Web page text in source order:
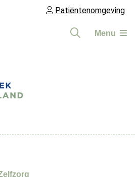
Patiëntenomgeving
Menu